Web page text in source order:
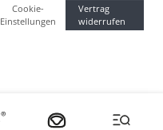
Cookie-
Einstellungen
Vertrag
widerrufen